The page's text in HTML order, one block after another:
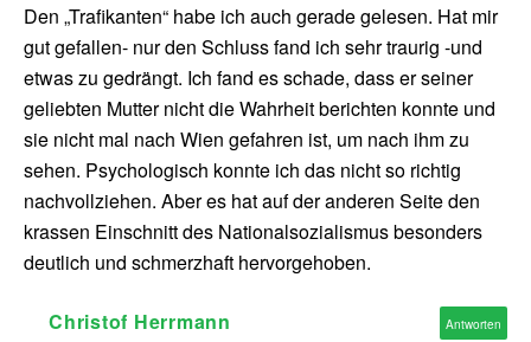
Den „Trafikanten“ habe ich auch gerade gelesen. Hat mir
gut gefallen- nur den Schluss fand ich sehr traurig -und
etwas zu gedrängt. Ich fand es schade, dass er seiner
geliebten Mutter nicht die Wahrheit berichten konnte und
sie nicht mal nach Wien gefahren ist, um nach ihm zu
sehen. Psychologisch konnte ich das nicht so richtig
nachvollziehen. Aber es hat auf der anderen Seite den
krassen Einschnitt des Nationalsozialismus besonders
deutlich und schmerzhaft hervorgehoben.
Christof Herrmann Antworten